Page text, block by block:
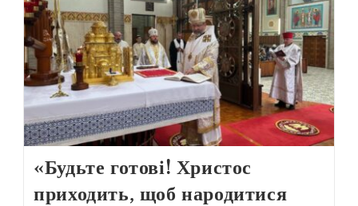
«Будьте готові! Христос
приходить, щоб народитися